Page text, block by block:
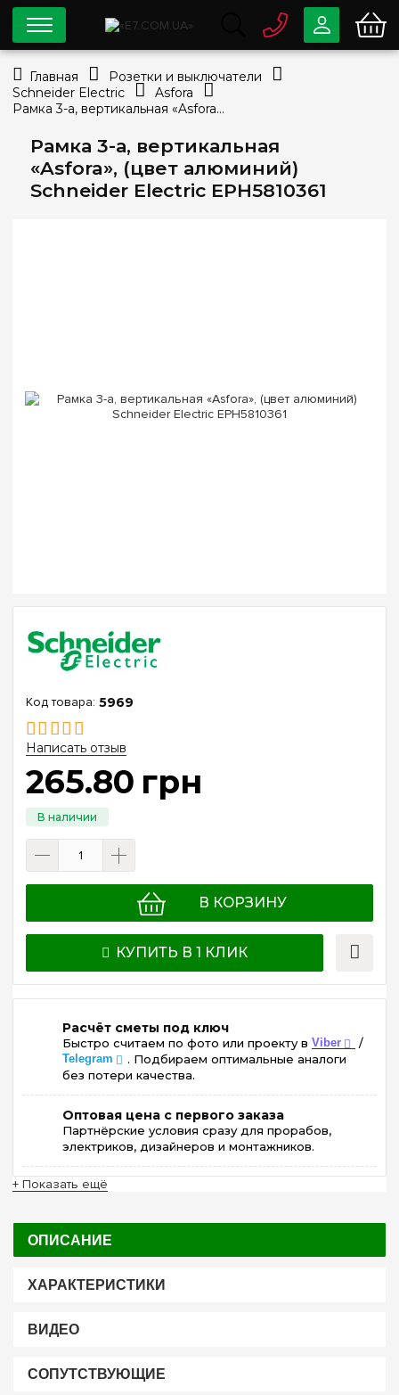
Рамка 3-а, вертикальная
«Asfora», (цвет алюминий)
Schneider Electric EPH5810361
5969
Написать отзыв
265.80 грн
В КОРЗИНУ
КУПИТЬ В 1 КЛИК
Расчёт сметы под ключ
Быстро считаем по фото или проекту в Viber /
Telegram
. Подбираем оптимальные аналоги
без потери качества.
Оптовая цена с первого заказа
Партнёрские условия сразу для прорабов,
электриков, дизайнеров и монтажников.
+ Показать ещё
ОПИСАНИЕ
ХАРАКТЕРИСТИКИ
ВИДЕО
СОПУТСТВУЮЩИЕ
0 80033-63-07
info@e7.com.ua
Viber Telegram
Главная
Розетки и выключатели
Schneider Electric
Asfora
Рамка 3-а, вертикальная «Asfora», (цвет алюминий) Schneider Electric EPH5810361